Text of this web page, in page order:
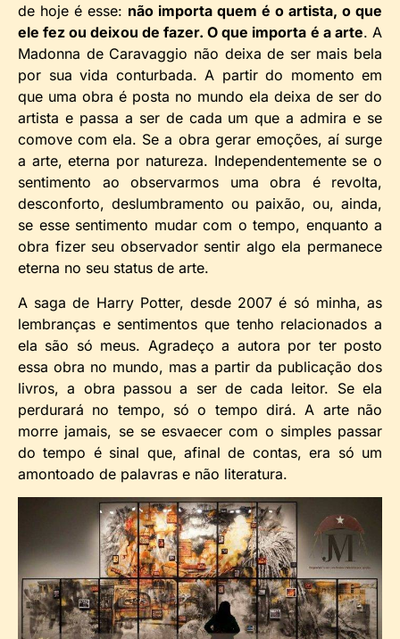
de hoje é esse: não importa quem é o artista, o que
ele fez ou deixou de fazer. O que importa é a arte. A
Madonna de Caravaggio não deixa de ser mais bela
por sua vida conturbada. A partir do momento em
que uma obra é posta no mundo ela deixa de ser do
artista e passa a ser de cada um que a admira e se
comove com ela. Se a obra gerar emoções, aí surge
a arte, eterna por natureza. Independentemente se o
sentimento ao observarmos uma obra é revolta,
desconforto, deslumbramento ou paixão, ou, ainda,
se esse sentimento mudar com o tempo, enquanto a
obra fizer seu observador sentir algo ela permanece
eterna no seu status de arte.
A saga de Harry Potter, desde 2007 é só minha, as
lembranças e sentimentos que tenho relacionados a
ela são só meus. Agradeço a autora por ter posto
essa obra no mundo, mas a partir da publicação dos
livros, a obra passou a ser de cada leitor. Se ela
perdurará no tempo, só o tempo dirá. A arte não
morre jamais, se se esvaecer com o simples passar
do tempo é sinal que, afinal de contas, era só um
amontoado de palavras e não literatura.